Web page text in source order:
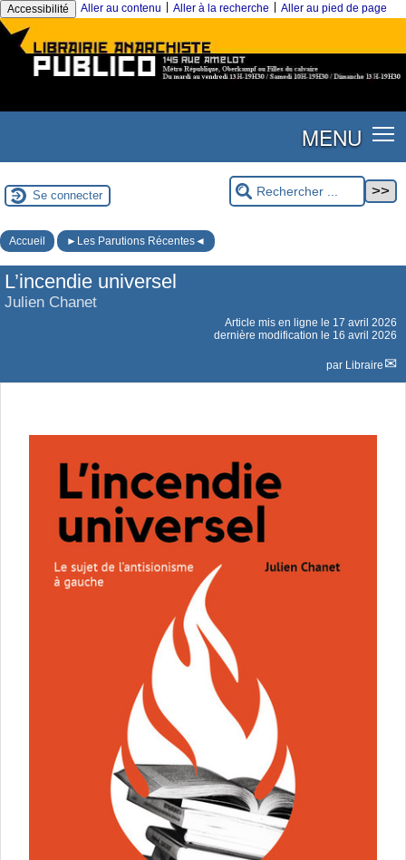
Accessibilité Aller au contenu Aller à la recherche Aller au pied de page
MENU
Se connecter
Accueil ►Les Parutions Récentes◄
L’incendie universel
Julien Chanet
Article mis en ligne le 17 avril 2026
dernière modification le 16 avril 2026
par Libraire